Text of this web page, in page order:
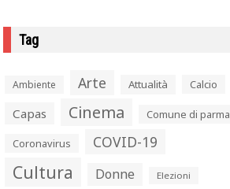
Tag
Ambiente Arte Attualità Calcio
Capas Cinema Comune di parma
Coronavirus COVID-19
Cultura Donne Elezioni